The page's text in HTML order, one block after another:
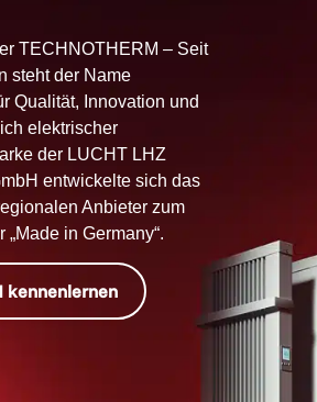
TECHNOTHERM – Seit
steht der Name
Qualität, Innovation und
elektrischer
der LUCHT LHZ
entwickelte sich das
Anbieter zum
in Germany“.
kennenlernen